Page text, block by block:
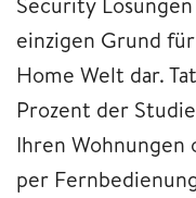
einzigen Grund
Home Welt dar.
Prozent der
Ihren
per